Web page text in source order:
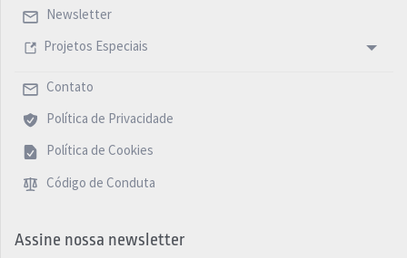
Newsletter
Projetos Especiais
Contato
Política de Privacidade
Política de Cookies
Código de Conduta
Assine nossa newsletter